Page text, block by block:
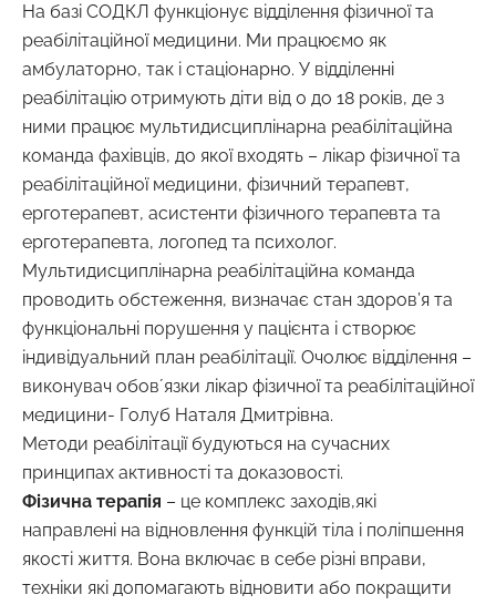
На базі СОДКЛ функціонує відділення фізичної та
реабілітаційної медицини. Ми працюємо як
амбулаторно, так і стаціонарно. У відділенні
реабілітацію отримують діти від 0 до 18 років, де з
ними працює мультидисциплінарна реабілітаційна
команда фахівців, до якої входять – лікар фізичної та
реабілітаційної медицини, фізичний терапевт,
ерготерапевт, асистенти фізичного терапевта та
ерготерапевта, логопед та психолог.
Мультидисциплінарна реабілітаційна команда
проводить обстеження, визначає стан здоров’я та
функціональні порушення у пацієнта і створює
індивідуальний план реабілітації. Очолює відділення –
виконувач обовʼязки лікар фізичної та реабілітаційної
медицини- Голуб Наталя Дмитрівна.
Методи реабілітації будуються на сучасних
принципах активності та доказовості.
Фізична терапія – це комплекс заходів,які
направлені на відновлення функцій тіла і поліпшення
якості життя. Вона включає в себе різні вправи,
техніки які допомагають відновити або покращити